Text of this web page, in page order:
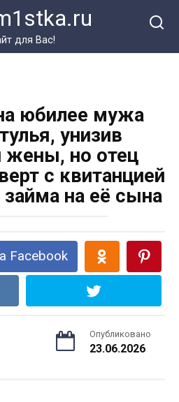
для Вас!
юбилее мужа
унизив
жены, но отец
с квитанцией
на её сына
Facebook
Опубликовано
23.06.2026